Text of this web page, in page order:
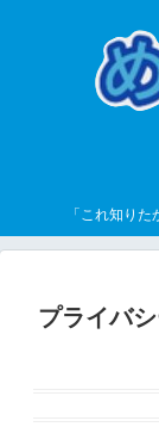
「これ知り
プライバ